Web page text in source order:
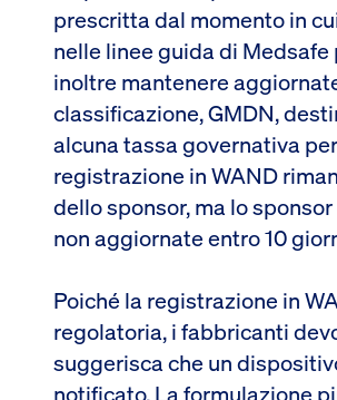
prescritta dal momento in
nelle linee guida di
inoltre mantenere
classificazione, GMDN,
alcuna tassa governativa
registrazione in WAND
dello sponsor, ma lo
non aggiornate entro 10
Poiché la registrazione in
regolatoria, i fabbricanti
suggerisca che un